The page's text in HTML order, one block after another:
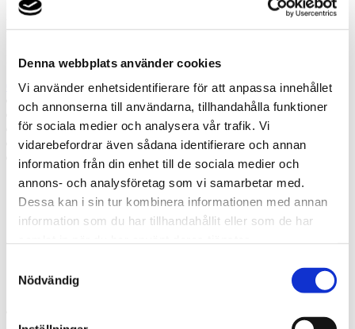
Denna webbplats använder cookies
Vi använder enhetsidentifierare för att anpassa innehållet
och annonserna till användarna, tillhandahålla funktioner
för sociala medier och analysera vår trafik. Vi
vidarebefordrar även sådana identifierare och annan
information från din enhet till de sociala medier och
annons- och analysföretag som vi samarbetar med.
Dessa kan i sin tur kombinera informationen med annan
information som du har tillhandahållit eller som de har
Nödvändig
Ring oss
Ring oss om du har några frågor!
08-590 341 30
Prata med en expert
Begär offert
Kontakta mig
Boka hembesök
Ring oss
Prata med en expert
Kontakta mig
Boka hembesök